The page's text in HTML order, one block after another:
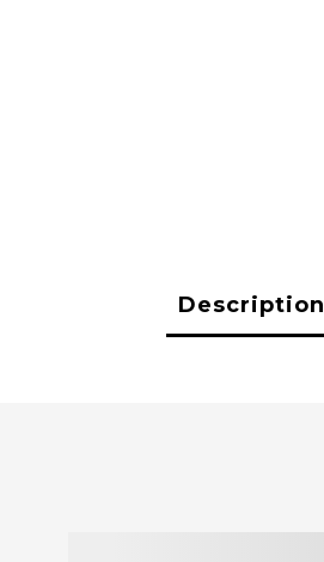
Description